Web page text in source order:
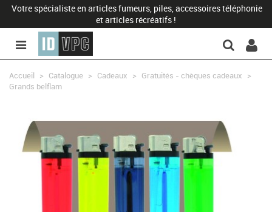
Votre spécialiste en articles fumeurs, piles, accessoires téléphonie
et articles récréatifs !
Accueil > Catalogue > Cadeaux > Gratuités - chèques cadeaux >
Grands belflam